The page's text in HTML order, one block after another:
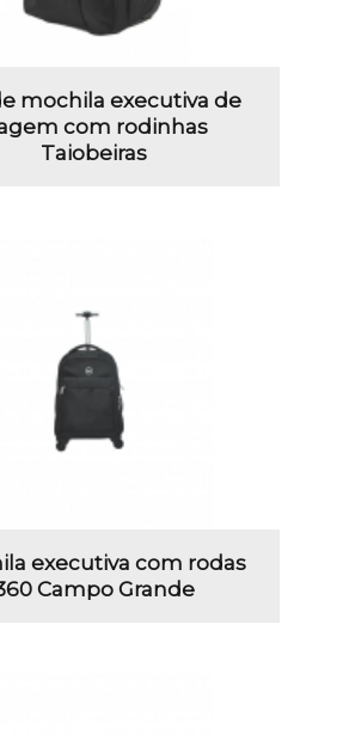
mochila executiva de
com rodinhas
Taiobeiras
executiva com rodas
Campo Grande